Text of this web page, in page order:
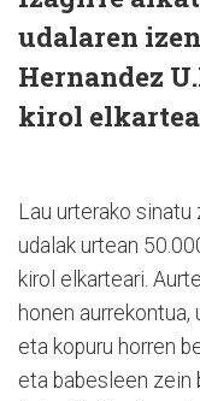
udalaren
Hernandez
kirol
Lau urterako sinatu
udalak urtean
kirol elkarteari.
honen aurrekontua,
eta kopuru horren
eta babesleen zein